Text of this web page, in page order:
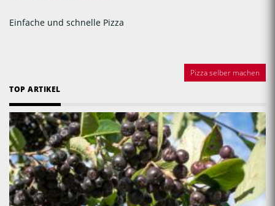
Einfache und schnelle Pizza
Pizza selber machen
TOP ARTIKEL